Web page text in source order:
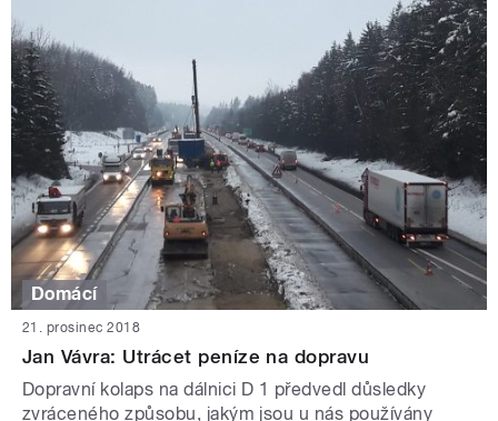
Domácí
21. prosinec 2018
Jan Vávra: Utrácet peníze na dopravu
Dopravní kolaps na dálnici D 1 předvedl důsledky
zvráceného způsobu, jakým jsou u nás používány